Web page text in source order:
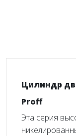
Цилиндр
Proff
Эта серия